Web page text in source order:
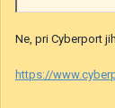
Ne, pri Cyberport
https://